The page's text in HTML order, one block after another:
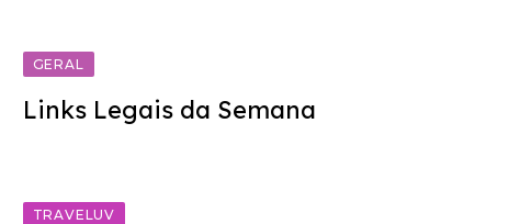
GERAL
Links Legais da Semana
TRAVELUV